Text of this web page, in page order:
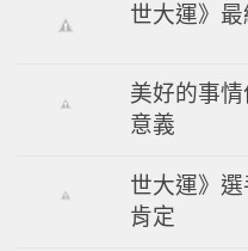
世大運》最
美好的事
意義
世大運》
肯定